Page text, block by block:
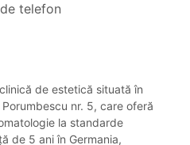
telefon
de estetică situată în
nr. 5, care oferă
la standarde
de 5 ani în Germania,